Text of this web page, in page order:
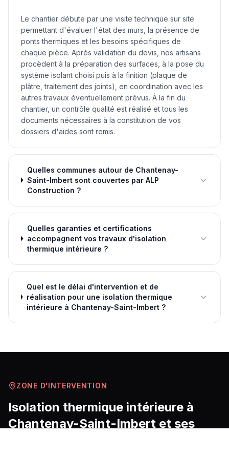
Le chantier débute par une visite technique sur site
permettant d'évaluer l'état des murs, la présence de
ponts thermiques et les besoins spécifiques de
chaque pièce. Après validation du devis, nos artisans
procèdent à la préparation des surfaces, à la pose du
système isolant choisi puis à la finition (plaque de
plâtre, traitement des joints), en coordination avec les
autres travaux éventuellement prévus. À la fin du
chantier, un contrôle qualité est réalisé et tous les
documents nécessaires à la constitution de vos
dossiers d'aides sont remis.
Quelles communes autour de Chantenay-
Saint-Imbert sont couvertes par ALP
Construction ?
Quelles garanties et certifications
accompagnent vos travaux d'isolation
thermique intérieure ?
Quel est le délai d'intervention et de
réalisation pour une isolation thermique
intérieure à Chantenay-Saint-Imbert ?
ZONE D'INTERVENTION
Isolation thermique intérieure à
Chantenay-Saint-Imbert et ses